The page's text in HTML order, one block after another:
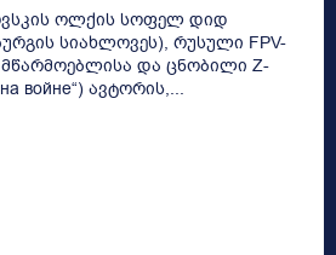
ოლქის სოფელ დიდ
სიახლოვეს), რუსული FPV-
მწარმოებლისა და ცნობილი Z-
войне“) ავტორის,...